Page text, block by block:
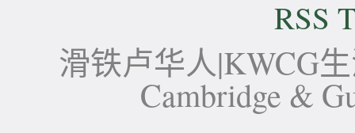
RSS
滑铁卢华人|KWCG
Cambridge &